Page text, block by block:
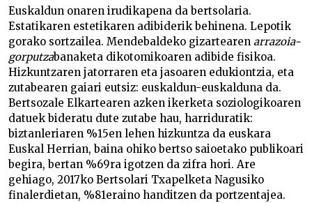
Euskaldun onaren irudikapena da bertsolaria.
Estatikaren estetikaren adibiderik behinena. Lepotik
gorako sortzailea. Mendebaldeko gizartearen arrazoia-
gorputzabanaketa dikotomikoaren adibide fisikoa.
Hizkuntzaren jatorraren eta jasoaren edukiontzia, eta
zutabearen gaiari eutsiz: euskaldun-euskalduna da.
Bertsozale Elkartearen azken ikerketa soziologikoaren
datuek bideratu dute zutabe hau, harriduratik:
biztanleriaren %15en lehen hizkuntza da euskara
Euskal Herrian, baina ohiko bertso saioetako publikoari
begira, bertan %69ra igotzen da zifra hori. Are
gehiago, 2017ko Bertsolari Txapelketa Nagusiko
finalerdietan, %81eraino handitzen da portzentajea.